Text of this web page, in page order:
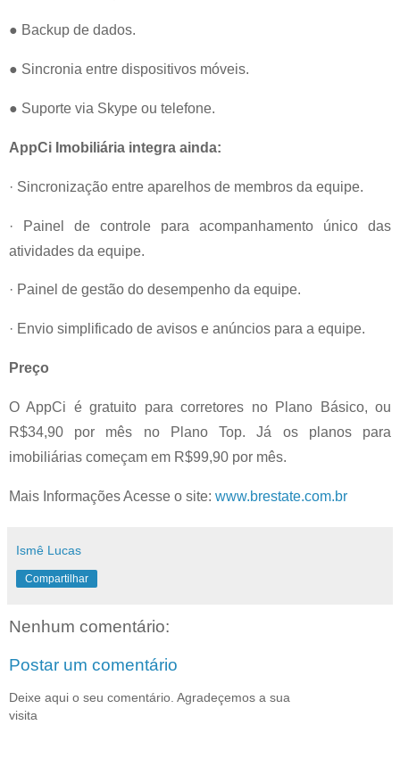
● Backup de dados.
● Sincronia entre dispositivos móveis.
● Suporte via Skype ou telefone.
AppCi Imobiliária integra ainda:
· Sincronização entre aparelhos de membros da equipe.
· Painel de controle para acompanhamento único das
atividades da equipe.
· Painel de gestão do desempenho da equipe.
· Envio simplificado de avisos e anúncios para a equipe.
Preço
O AppCi é gratuito para corretores no Plano Básico, ou
R$34,90 por mês no Plano Top. Já os planos para
imobiliárias começam em R$99,90 por mês.
Mais Informações Acesse o site: www.brestate.com.br
Ismê Lucas
Compartilhar
Nenhum comentário:
Postar um comentário
Deixe aqui o seu comentário. Agradeçemos a sua
visita